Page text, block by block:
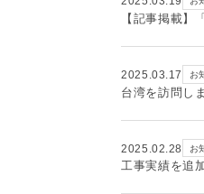
【記事掲載
2025.03.17 お
台湾を訪問し
2025.02.28 お
工事実績を追